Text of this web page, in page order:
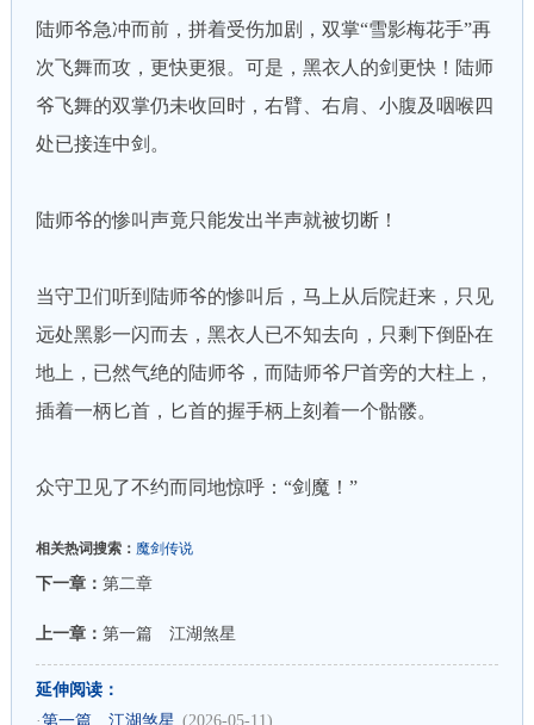
陆师爷急冲而前，拼着受伤加剧，双掌“雪影梅花手”再
次飞舞而攻，更快更狠。可是，黑衣人的剑更快！陆师
爷飞舞的双掌仍未收回时，右臂、右肩、小腹及咽喉四
处已接连中剑。
陆师爷的惨叫声竟只能发出半声就被切断！
当守卫们听到陆师爷的惨叫后，马上从后院赶来，只见
远处黑影一闪而去，黑衣人已不知去向，只剩下倒卧在
地上，已然气绝的陆师爷，而陆师爷尸首旁的大柱上，
插着一柄匕首，匕首的握手柄上刻着一个骷髅。
众守卫见了不约而同地惊呼：“剑魔！”
相关热词搜索： 魔剑传说
下一章： 第二章
上一章： 第一篇 江湖煞星
延伸阅读：
·第一篇 江湖煞星 (2026-05-11)